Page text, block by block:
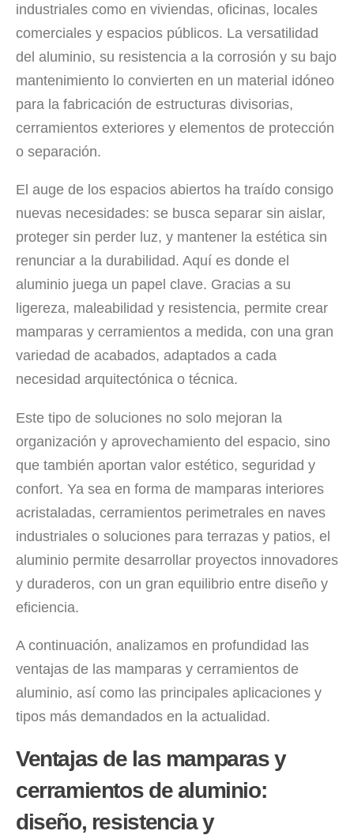
industriales como en viviendas, oficinas, locales
comerciales y espacios públicos. La versatilidad
del aluminio, su resistencia a la corrosión y su bajo
mantenimiento lo convierten en un material idóneo
para la fabricación de estructuras divisorias,
cerramientos exteriores y elementos de protección
o separación.
El auge de los espacios abiertos ha traído consigo
nuevas necesidades: se busca separar sin aislar,
proteger sin perder luz, y mantener la estética sin
renunciar a la durabilidad. Aquí es donde el
aluminio juega un papel clave. Gracias a su
ligereza, maleabilidad y resistencia, permite crear
mamparas y cerramientos a medida, con una gran
variedad de acabados, adaptados a cada
necesidad arquitectónica o técnica.
Este tipo de soluciones no solo mejoran la
organización y aprovechamiento del espacio, sino
que también aportan valor estético, seguridad y
confort. Ya sea en forma de mamparas interiores
acristaladas, cerramientos perimetrales en naves
industriales o soluciones para terrazas y patios, el
aluminio permite desarrollar proyectos innovadores
y duraderos, con un gran equilibrio entre diseño y
eficiencia.
A continuación, analizamos en profundidad las
ventajas de las mamparas y cerramientos de
aluminio, así como las principales aplicaciones y
tipos más demandados en la actualidad.
Ventajas de las mamparas y
cerramientos de aluminio:
diseño, resistencia y